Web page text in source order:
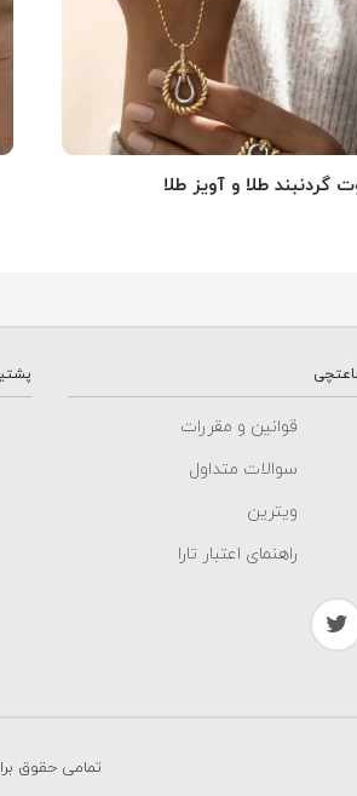
گردنبند طلا و آویز طلا
قوانین و مقررات
سوالات متداول
ویترین
راهنمای اعتبار تارا
تمامی حقوق